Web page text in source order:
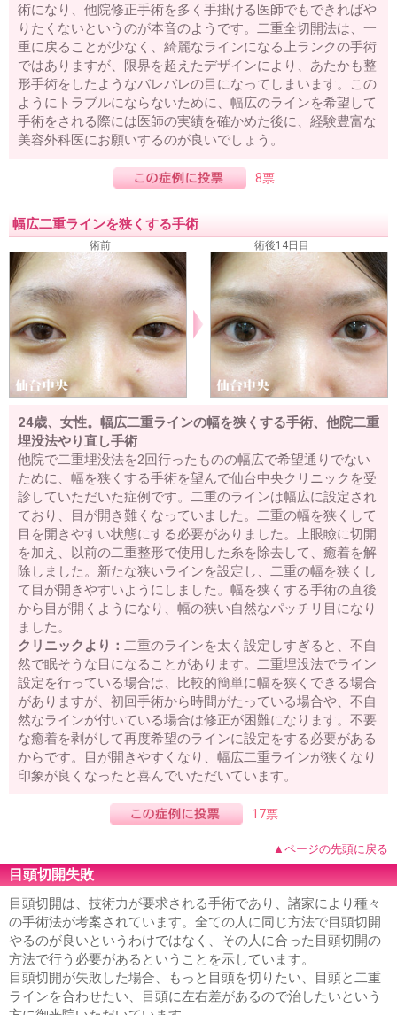
術になり、他院修正手術を多く手掛ける医師でもできればや
りたくないというのが本音のようです。二重全切開法は、一
重に戻ることが少なく、綺麗なラインになる上ランクの手術
ではありますが、限界を超えたデザインにより、あたかも整
形手術をしたようなバレバレの目になってしまいます。この
ようにトラブルにならないために、幅広のラインを希望して
手術をされる際には医師の実績を確かめた後に、経験豊富な
美容外科医にお願いするのが良いでしょう。
8票
幅広二重ラインを狭くする手術
術前 術後14日目
24歳、女性。幅広二重ラインの幅を狭くする手術、他院二重
埋没法やり直し手術
他院で二重埋没法を2回行ったものの幅広で希望通りでない
ために、幅を狭くする手術を望んで仙台中央クリニックを受
診していただいた症例です。二重のラインは幅広に設定され
ており、目が開き難くなっていました。二重の幅を狭くして
目を開きやすい状態にする必要がありました。上眼瞼に切開
を加え、以前の二重整形で使用した糸を除去して、癒着を解
除しました。新たな狭いラインを設定し、二重の幅を狭くし
て目が開きやすいようにしました。幅を狭くする手術の直後
から目が開くようになり、幅の狭い自然なパッチリ目になり
ました。
クリニックより： 二重のラインを太く設定しすぎると、不自
然で眠そうな目になることがあります。二重埋没法でライン
設定を行っている場合は、比較的簡単に幅を狭くできる場合
がありますが、初回手術から時間がたっている場合や、不自
然なラインが付いている場合は修正が困難になります。不要
な癒着を剥がして再度希望のラインに設定をする必要がある
からです。目が開きやすくなり、幅広二重ラインが狭くなり
印象が良くなったと喜んでいただいています。
17票
▲ページの先頭に戻る
目頭切開失敗
目頭切開は、技術力が要求される手術であり、諸家により種々
の手術法が考案されています。全ての人に同じ方法で目頭切開
やるのが良いというわけではなく、その人に合った目頭切開の
方法で行う必要があるということを示しています。
目頭切開が失敗した場合、もっと目頭を切りたい、目頭と二重
ラインを合わせたい、目頭に左右差があるので治したいという